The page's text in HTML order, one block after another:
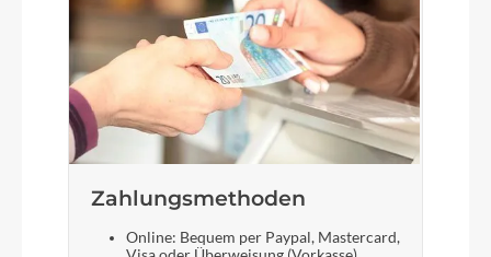
Zahlungsmethoden
Online: Bequem per Paypal, Mastercard,